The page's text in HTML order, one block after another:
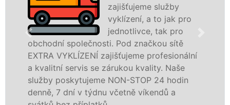
to jak pro
tak pro
sítě
Naše
24 hodin
franchisových
levné, přesto
profesionální
ve Staré Vsi nad Ondřejnicí a
Poskytujeme tuto službu jak
právnickým osobám se zárukou
odvedené práce, a to NON-STOP
dalších příplatků.